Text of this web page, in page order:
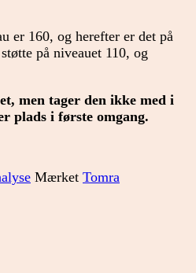
er 160, og herefter er det på
på niveauet 110, og
men tager den ikke med i
plads i første omgang.
Mærket Tomra